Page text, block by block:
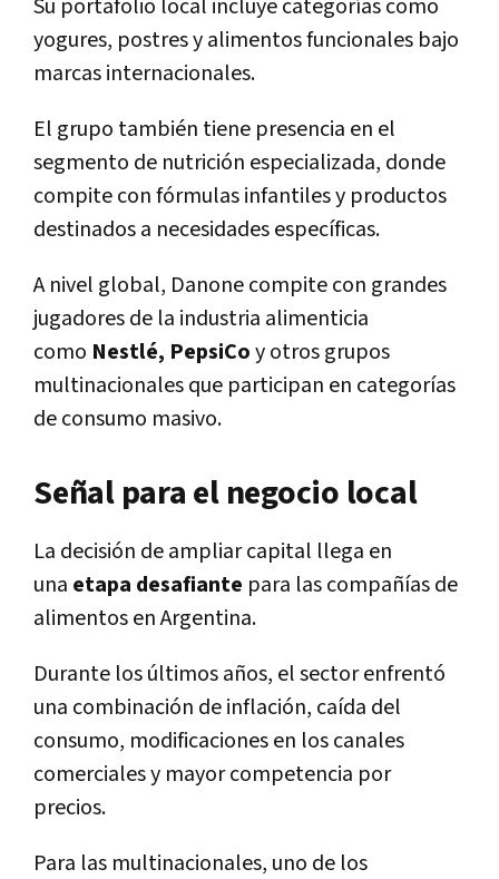
Su portafolio local incluye categorías como
yogures, postres y alimentos funcionales bajo
marcas internacionales.
El grupo también tiene presencia en el
segmento de nutrición especializada, donde
compite con fórmulas infantiles y productos
destinados a necesidades específicas.
A nivel global, Danone compite con grandes
jugadores de la industria alimenticia
como Nestlé, PepsiCoy otros grupos
multinacionales que participan en categorías
de consumo masivo.
Señal para el negocio local
La decisión de ampliar capital llega en
una etapa desafiante para las compañías de
alimentos en Argentina.
Durante los últimos años, el sector enfrentó
una combinación de inflación, caída del
consumo, modificaciones en los canales
comerciales y mayor competencia por
precios.
Para las multinacionales, uno de los